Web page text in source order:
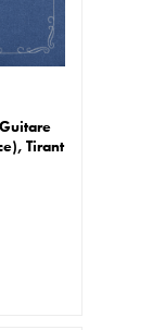
Tirant